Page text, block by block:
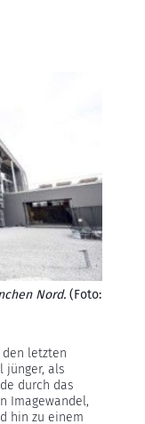
Nord. (Foto:
letzten
jünger, als
durch das
Imagewandel,
hin zu einem